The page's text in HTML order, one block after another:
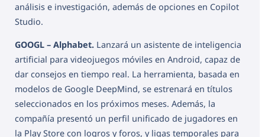
análisis e investigación, además de opciones en Copilot
Studio.
GOOGL – Alphabet. Lanzará un asistente de inteligencia
artificial para videojuegos móviles en Android, capaz de
dar consejos en tiempo real. La herramienta, basada en
modelos de Google DeepMind, se estrenará en títulos
seleccionados en los próximos meses. Además, la
compañía presentó un perfil unificado de jugadores en
la Play Store con logros y foros, y ligas temporales para